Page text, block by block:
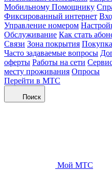
Мобильному Помощнику
Фиксированный интернет
Управление номером
Обслуживание Как стать
Связи Зона покрытия
Часто задаваемые вопросы
оферты Работы на сети
месту проживания Опросы
Перейти в МТС
Поиск
Мой МТС